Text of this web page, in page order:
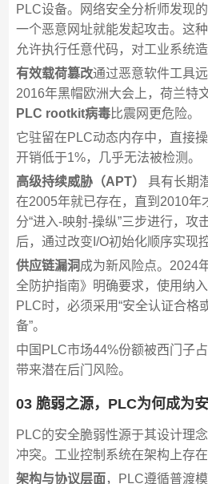
PLC设备。网络安全分析师发现
一个恶意网址就能发起攻击。这
允许执行任意代码，对工业系统造
有效载荷篡改通过恶意软件工具
2016年黑帽欧洲大会上，荷兰特
PLC rootkit病毒比震网更危险。
它驻留在PLC动态内存中，直接
开销低于1%，几乎无法被检测。
高级持续威胁（APT）
具有长期
在2005年就已存在，直到2010年
分“进入-映射-操纵”三步进行，攻
后，通过改变I/O初始化顺序实现控
供应链漏洞成为新风险点。2024
全防护指南》明确要求，使用纳
PLC时，必须采用“安全认证合格
备”。
中国PLC市场44%份额被西门子
带来潜在后门风险。
03 脆弱之源，PLC为何成为
PLC的安全脆弱性源于其设计理
冲突。工业控制系统在架构上存在
架构与协议层面 ，PLC遵循普渡